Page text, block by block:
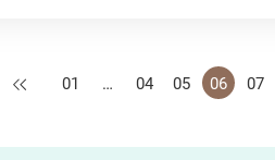
上一頁
01 … 04 05 06 07